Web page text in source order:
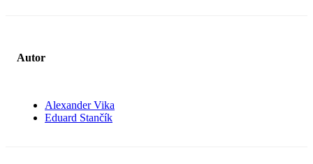
Autor
Alexander Vika
Eduard Stančík